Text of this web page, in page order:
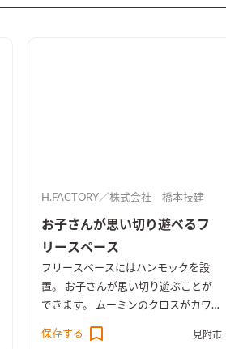
H.FACTORY／株式会社 橋本技建
お子さんが思い切り遊べるフ
リースペース
フリースペースにはハンモックを設
置。 お子さんが思い切り遊ぶことが
できます。 ムーミンのクロスがカワ
イイ子供部屋。 北欧スタイルのＬＤ
Ｋはドアを閉めれば 4.5帖のお部屋に
保存する 見附市